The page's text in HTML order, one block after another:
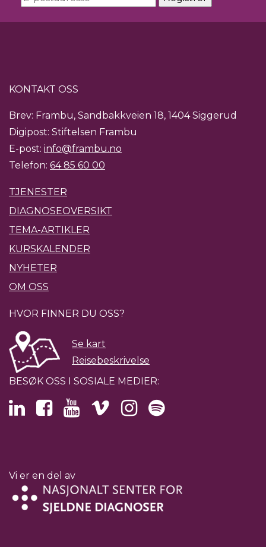
KONTAKT OSS
Brev: Frambu, Sandbakkveien 18, 1404 Siggerud
Digipost: Stiftelsen Frambu
E-post: info@frambu.no
Telefon: 64 85 60 00
TJENESTER
DIAGNOSEOVERSIKT
TEMA-ARTIKLER
KURSKALENDER
NYHETER
OM OSS
HVOR FINNER DU OSS?
Se kart
Reisebeskrivelse
BESØK OSS I SOSIALE MEDIER:
Vi er en del av